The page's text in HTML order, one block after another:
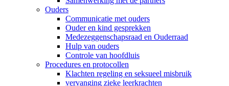
Ouders
Communicatie met ouders
Ouder en kind gesprekken
Medezeggenschapsraad en Ouderraad
Hulp van ouders
Controle van hoofdluis
Procedures en protocollen
Klachten regeling en seksueel misbruik
vervanging zieke leerkrachten